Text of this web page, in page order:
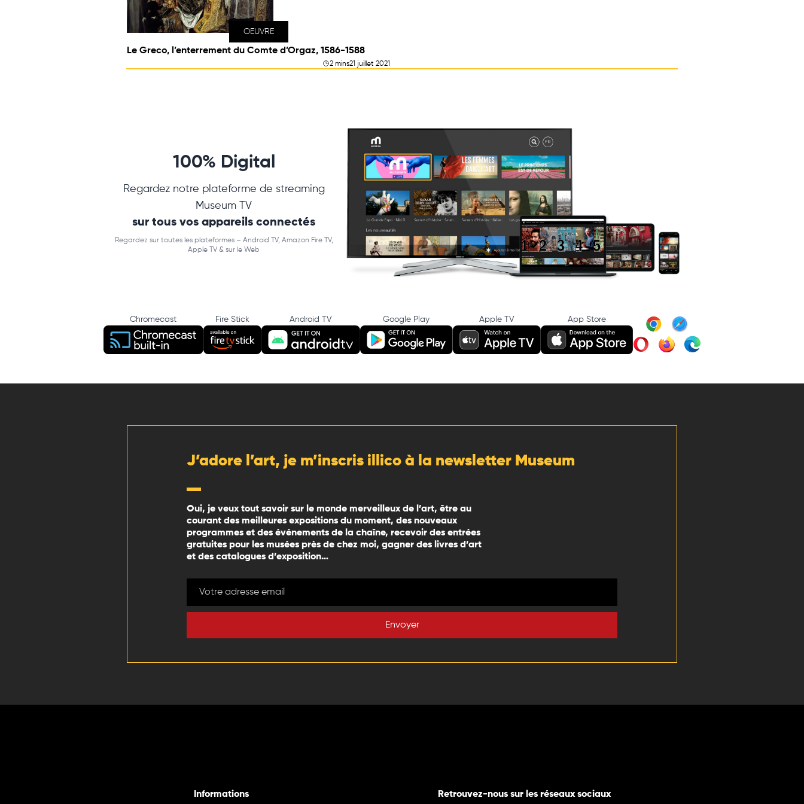
OEUVRE
Le Greco, l’enterrement du Comte d’Orgaz, 1586-1588
2 mins21 juillet 2021
100% Digital
Regardez notre plateforme de streaming
Museum TV
sur tous vos appareils connectés
Regardez sur toutes les plateformes – Android TV, Amazon Fire TV,
Apple TV & sur le Web
Chromecast Fire Stick Android TV Google Play Apple TV App Store
J’adore l’art, je m’inscris illico à la newsletter Museum
Oui, je veux tout savoir sur le monde merveilleux de l’art, être au
courant des meilleures expositions du moment, des nouveaux
programmes et des événements de la chaîne, recevoir des entrées
gratuites pour les musées près de chez moi, gagner des livres d’art
et des catalogues d’exposition…
Envoyer
Informations Retrouvez-nous sur les réseaux sociaux